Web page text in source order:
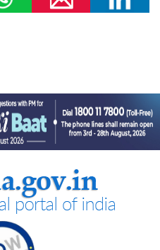
(एनएमईओ-तिलहन) का क्रियान्वयन
से बंद करने और परित्‍यक्‍त खदानों को
में भारत का नेतृत्व किया
जयपुर में 16वीं ब्रिक्‍स व्यापार
के माध्यम से डीपीआईआईटी-मान्यता
तंत्र से जोड़ता है